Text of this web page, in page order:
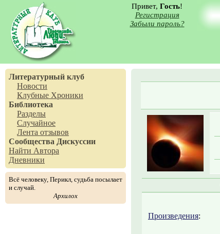
Привет, Гость!
Регистрация
Забыли пароль?
Литературный клуб
Новости
Клубные Хроники
Библиотека
Разделы
Случайное
Лента отзывов
Сообщества Дискуссии
Найти Автора
Дневники
Всё человеку, Перикл, судьба посылает
и случай.
Архилох
Произведения: